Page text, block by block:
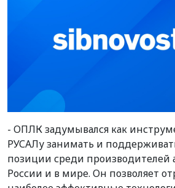
- ОПЛК задумывался как
РУСАЛу занимать и
позиции среди
России и в мире. Он позволяет